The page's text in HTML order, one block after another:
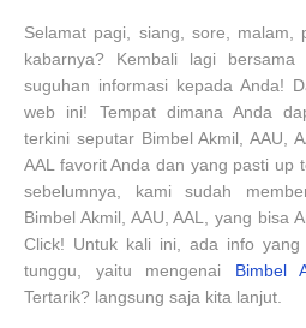
Selamat pagi, siang, sore, malam,
kabarnya? Kembali lagi
suguhan informasi kepada Anda!
web ini! Tempat dimana Anda
terkini seputar Bimbel Akmil, AAU,
AAL favorit Anda dan yang pasti up
sebelumnya, kami sudah
Bimbel Akmil, AAU, AAL, yang bisa
Click! Untuk kali ini, ada info
tunggu, yaitu mengenai Bimbel
Tertarik? langsung saja kita lanjut.